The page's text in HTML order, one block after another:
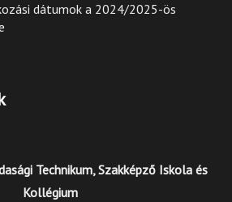
dátumok a 2024/2025-ös
Technikum, Szakképző Iskola és
Kollégium